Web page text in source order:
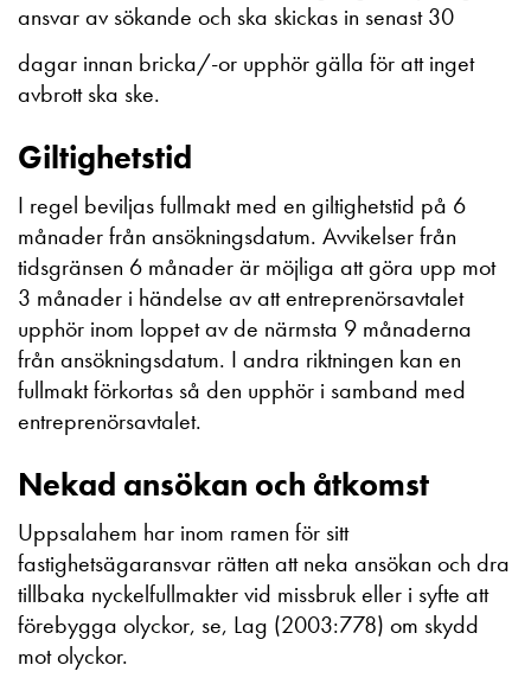
ansvar av sökande och ska skickas in senast 30
dagar innan bricka/-or upphör gälla för att inget
avbrott ska ske.
Giltighetstid
I regel beviljas fullmakt med en giltighetstid på 6
månader från ansökningsdatum. Avvikelser från
tidsgränsen 6 månader är möjliga att göra upp mot
3 månader i händelse av att entreprenörsavtalet
upphör inom loppet av de närmsta 9 månaderna
från ansökningsdatum. I andra riktningen kan en
fullmakt förkortas så den upphör i samband med
entreprenörsavtalet.
Nekad ansökan och åtkomst
Uppsalahem har inom ramen för sitt
fastighetsägaransvar rätten att neka ansökan och dra
tillbaka nyckelfullmakter vid missbruk eller i syfte att
förebygga olyckor, se, Lag (2003:778) om skydd
mot olyckor.